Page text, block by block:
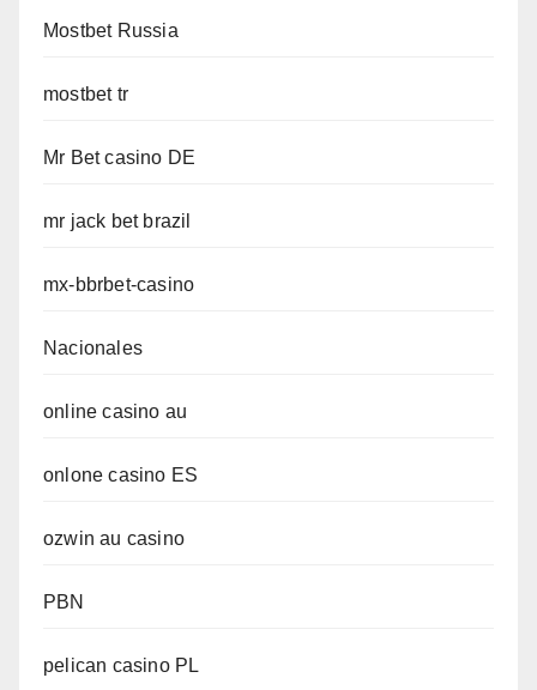
Mostbet Russia
mostbet tr
Mr Bet casino DE
mr jack bet brazil
mx-bbrbet-casino
Nacionales
online casino au
onlone casino ES
ozwin au casino
PBN
pelican casino PL